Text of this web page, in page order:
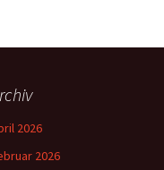
2026
2026